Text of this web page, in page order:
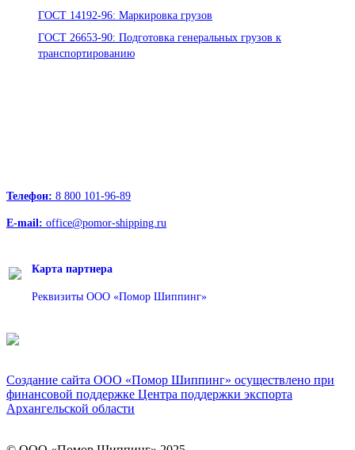
ГОСТ 14192-96: Маркировка грузов
ГОСТ 26653-90: Подготовка генеральных грузов к
транспортированию
Телефон: 8 800 101-96-89
E-mail: office@pomor-shipping.ru
Карта партнера
Реквизиты ООО «Помор Шиппинг»
Создание сайта ООО «Помор Шиппинг» осуществлено при
финансовой поддержке Центра поддержки экспорта
Архангельской области